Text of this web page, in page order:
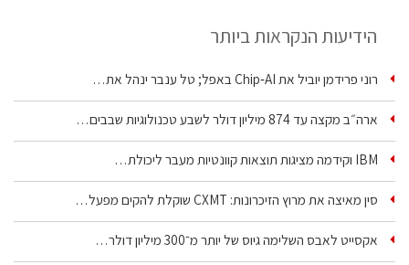
הידיעות הנקראות ביותר
רוני פרידמן יוביל את Chip‑AI באפל; טל ענבר ינהל את…
ארה״ב מקצה עד 874 מיליון דולר לשבע טכנולוגיות שבבים…
IBM וקידמה מציגות תוצאות קוונטיות מעבר ליכולת…
סין מאיצה את מרוץ הזיכרונות: CXMT שוקלת להקים מפעל…
אקסייט לאבס השלימה גיוס של יותר מ־300 מיליון דולר…